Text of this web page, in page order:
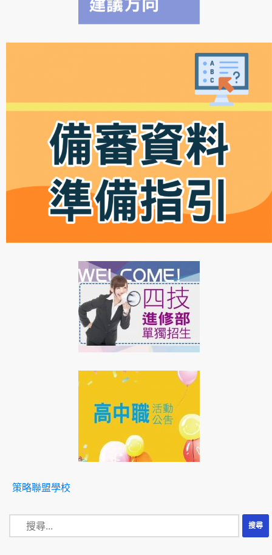
策略聯盟學校